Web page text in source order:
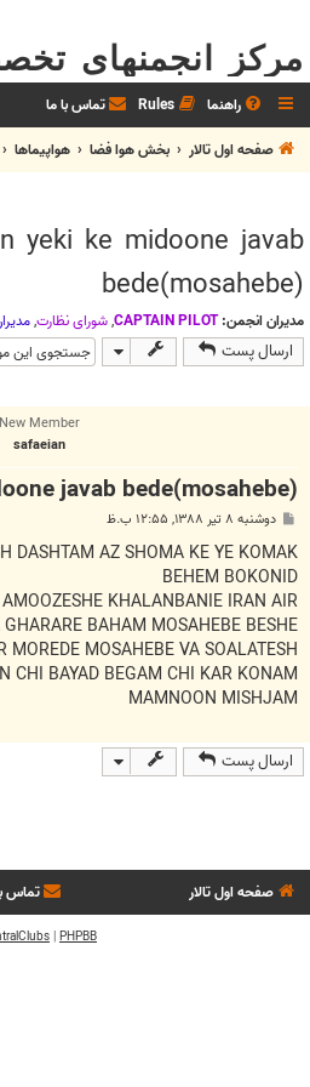
مرکز انجمنهای
راهنما Rules تماس با ما
صفحه اول تالار
بخش هوا فضا هواپيماها
yeki ke midoone javab
bede(mosahebe)
مدیران انجمن: CAPTAIN PILOT
,شوراي نظارت,
ارسال پست
New Member
safaeian
javab bede(mosahebe)
ت
دوشنبه ۸ تیر ۱۳۸۸, ۱۲:۵۵ ب.ظ
DASHTAM AZ SHOMA KE YE KOMAK
BEHEM BOKONID
KHALANBANIE IRAN AIR
BAHAM MOSAHEBE BESHE
MOSAHEBE VA SOALATESH
CHI BAYAD BEGAM CHI KAR KONAM
MAMNOON MISHJAM
ارسال پست
صفحه اول تالار تماس
PHPBB
|